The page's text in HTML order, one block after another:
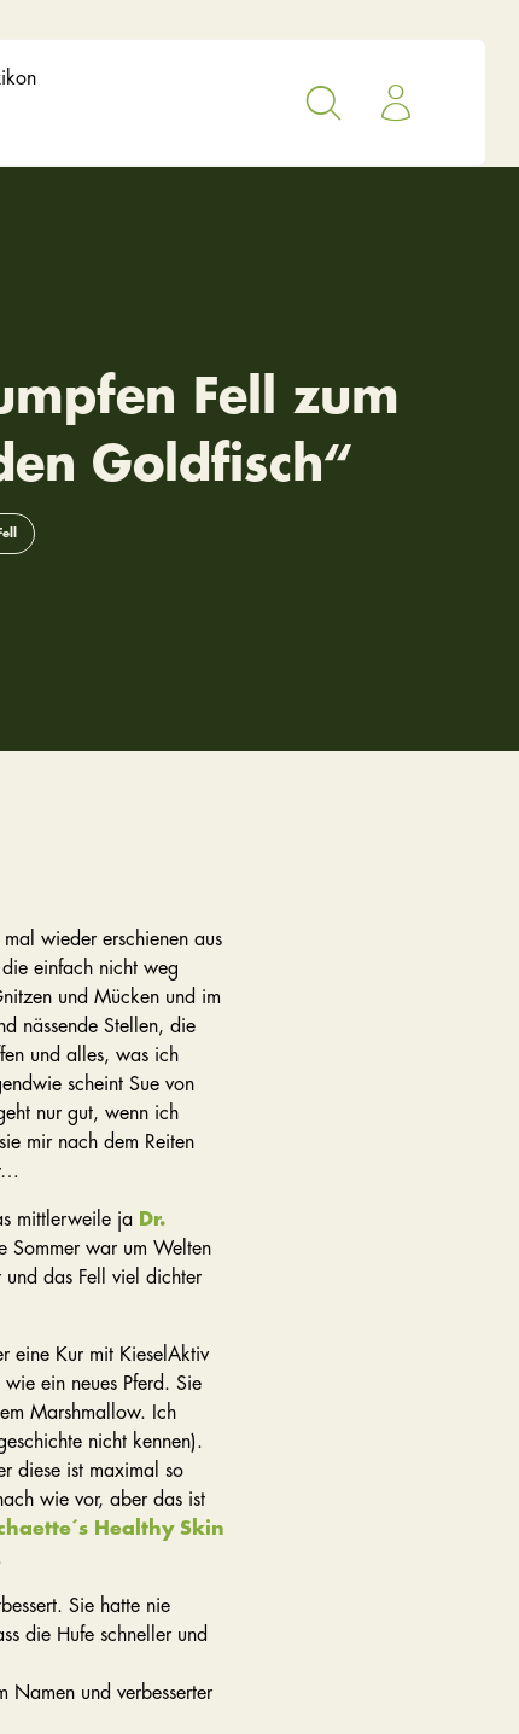
Fell zum
Goldfisch“
wieder erschienen aus
einfach nicht weg
und Mücken und im
nässende Stellen, die
und alles, was ich
scheint Sue von
nur gut, wenn ich
mir nach dem Reiten
mittlerweile ja
Dr.
Sommer war um Welten
und das Fell viel dichter
eine Kur mit KieselAktiv
ein neues Pferd. Sie
Marshmallow. Ich
nicht kennen).
diese ist maximal so
wie vor, aber das ist
Healthy Skin
Sie hatte nie
die Hufe schneller und
Namen und verbesserter